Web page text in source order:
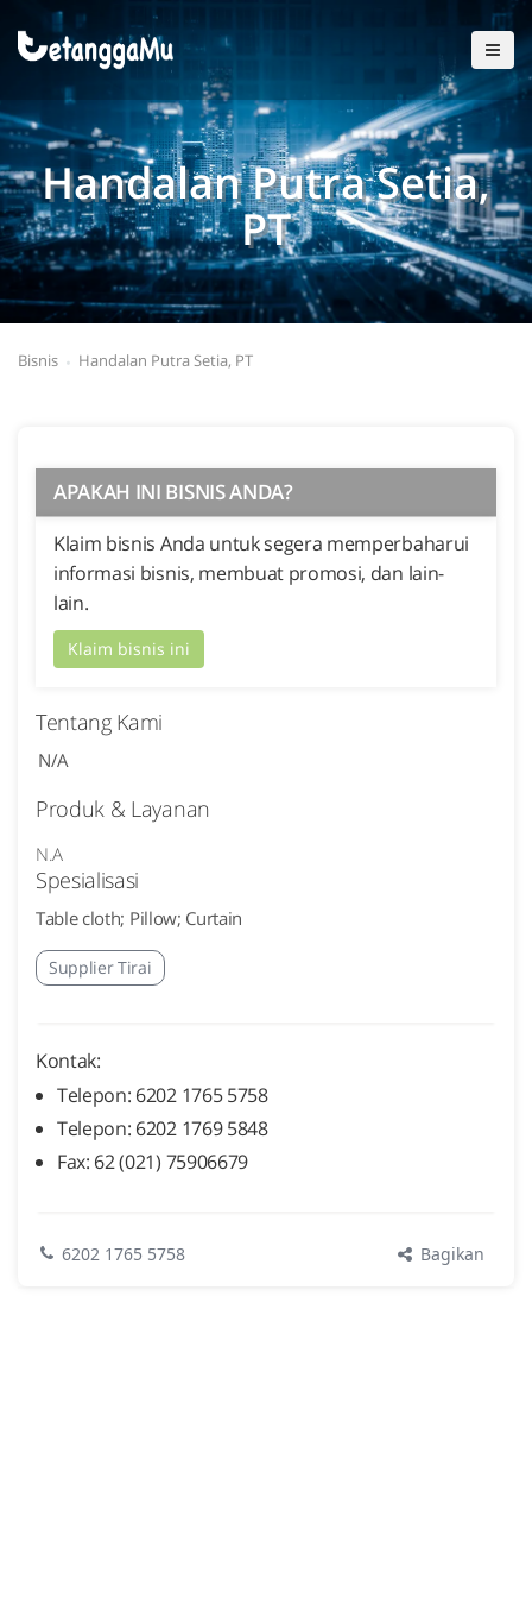
Handalan Putra Setia,
PT
Bisnis Handalan Putra Setia, PT
APAKAH INI BISNIS ANDA?
Klaim bisnis Anda untuk segera memperbaharui
informasi bisnis, membuat promosi, dan lain-
lain.
Klaim bisnis ini
Tentang Kami
N/A
Produk & Layanan
N.A
Spesialisasi
Table cloth; Pillow; Curtain
Supplier Tirai
Kontak:
Telepon: 6202 1765 5758
Telepon: 6202 1769 5848
Fax: 62 (021) 75906679
6202 1765 5758 Bagikan